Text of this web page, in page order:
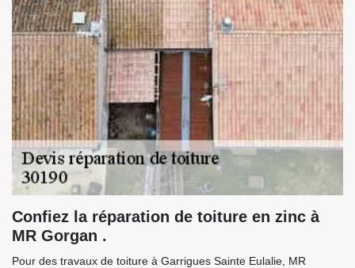
Confiez la réparation de toiture en zinc à
MR Gorgan .
Pour des travaux de toiture à Garrigues Sainte Eulalie, MR